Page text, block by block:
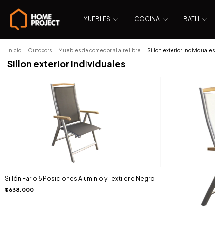
MUEBLES COCINA BATH
Inicio Outdoors Muebles de comedor al aire libre Sillon exterior individuales
Sillon exterior individuales
Sillón Fario 5 Posiciones Aluminio y Textilene Negro
$638.000